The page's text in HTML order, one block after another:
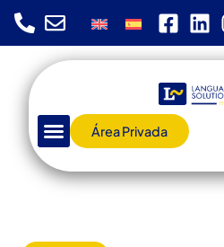
Área Privada